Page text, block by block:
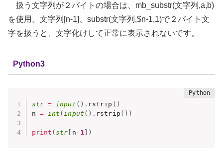
扱う文字列が２バイトの場合は、mb_substr(文字列,a,b)
を使用。文字列[n-1]、substr(文字列,$n-1,1)で２バイト文
字を扱うと、文字化けして正常に表示されないです。
Python3
str = input ( ) . rstrip ( )
n = int ( input ( ) . rstrip ( ) )
print (str [ n - 1 ] )